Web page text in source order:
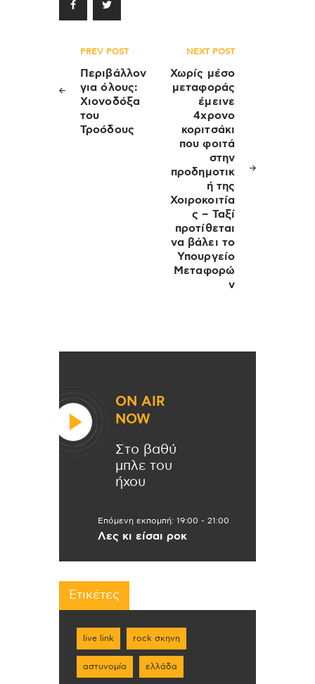
Πλοήγηση
άρθρων
PREV POST
Περιβάλλον
για όλους:
Χιονοδόξα
του
Τροόδους
NEXT POST
Χωρίς μέσο
μεταφοράς
έμεινε
4χρονο
κοριτσάκι
που φοιτά
στην
προδημοτικ
ή της
Χοιροκοιτία
ς – Ταξί
προτίθεται
να βάλει το
Υπουργείο
Μεταφορώ
ν
ON AIR
NOW
Στο βαθύ
μπλε του
ήχου
Επόμενη εκπομπή: 19:00 - 21:00
Λες κι είσαι ροκ
Ετικέτες
live link rock σκηνη
αστυνομία ελλάδα